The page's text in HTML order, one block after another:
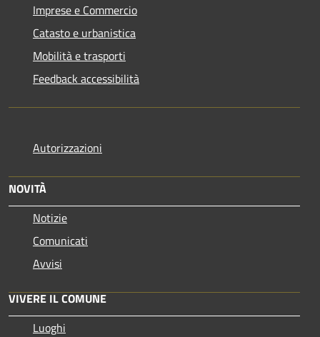
Imprese e Commercio
Catasto e urbanistica
Mobilità e trasporti
Feedback accessibilità
Autorizzazioni
NOVITÀ
Notizie
Comunicati
Avvisi
VIVERE IL COMUNE
Luoghi